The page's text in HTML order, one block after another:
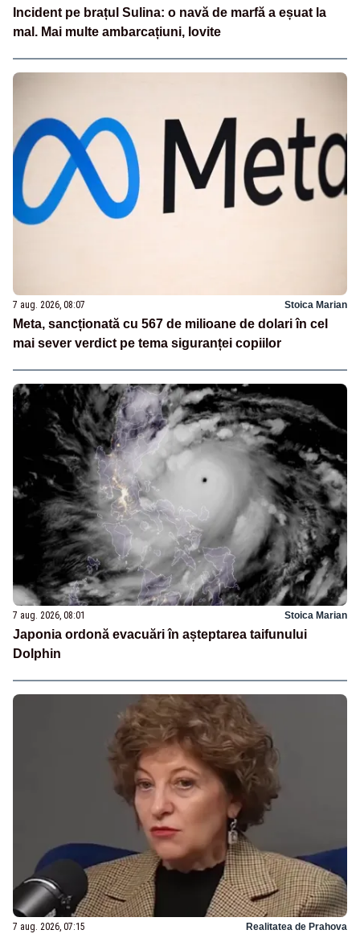
Incident pe brațul Sulina: o navă de marfă a eșuat la
mal. Mai multe ambarcațiuni, lovite
7 aug. 2026, 08:07 Stoica Marian
Meta, sancționată cu 567 de milioane de dolari în cel
mai sever verdict pe tema siguranței copiilor
7 aug. 2026, 08:01 Stoica Marian
Japonia ordonă evacuări în așteptarea taifunului
Dolphin
7 aug. 2026, 07:15 Realitatea de Prahova